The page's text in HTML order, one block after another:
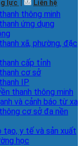
lực Liên hệ
thông minh
ứng dụng
xã, phường, đặc
cấp tỉnh
cơ sở
IP
thanh thông minh
và cảnh báo từ xa
cơ sở đa nền
tạo, y tế và sản xuất
học